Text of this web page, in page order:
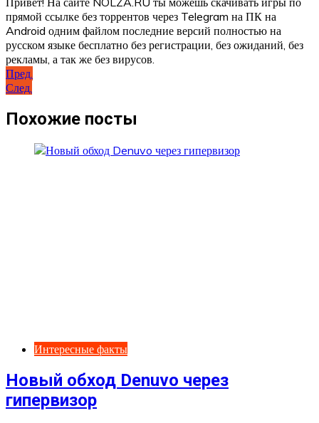
прямой ссылке без торрентов через Telegram на ПК на
Android одним файлом последние версий полностью на
русском языке бесплатно без регистрации, без ожиданий, без
рекламы, а так же без вирусов.
Навигация
по
записям
Пред.
След.
Похожие посты
Интересные факты
Новый обход Denuvo через
гипервизор